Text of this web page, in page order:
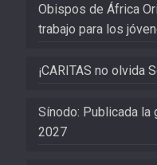
Obispos de África
trabajo para los
¡CARITAS no olvida
Sínodo: Publicada la
2027